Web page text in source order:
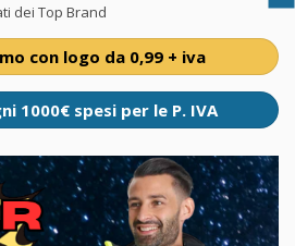
dei Top Brand
con logo da 0,99 + iva
1000€ spesi per le P. IVA